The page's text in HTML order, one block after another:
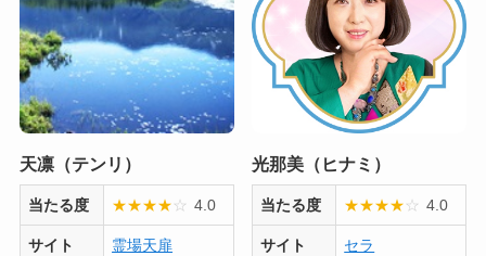
天凛（テンリ）
当たる度 ★★★★☆ 4.0
サイト 霊場天扉
光那美（ヒナミ）
当たる度 ★★★★☆ 4.0
サイト セラ